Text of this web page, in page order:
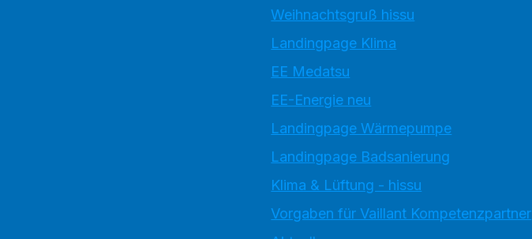
Weihnachtsgruß hissu
Landingpage Klima
EE Medatsu
EE-Energie neu
Landingpage Wärmepumpe
Landingpage Badsanierung
Klima & Lüftung - hissu
Vorgaben für Vaillant Kompetenzpartner